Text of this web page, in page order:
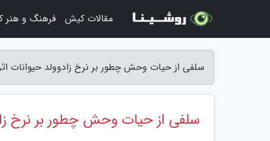
سلفی از حیات وحش چطور بر نرخ زادوولد حیوانات
سلفی از حیات وحش چطور بر نرخ
مقالات کیش فرهنگ و